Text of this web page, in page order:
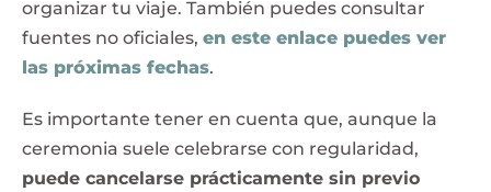
organizar tu viaje. También puedes consultar
fuentes no oficiales, en este enlace puedes ver
las próximas fechas.
Es importante tener en cuenta que, aunque la
ceremonia suele celebrarse con regularidad,
puede cancelarse prácticamente sin previo